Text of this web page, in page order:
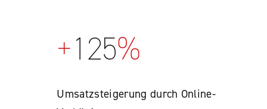
+125%
Umsatzsteigerung durch Online-